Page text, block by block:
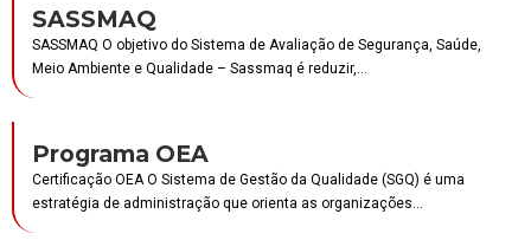
SASSMAQ
SASSMAQ O objetivo do Sistema de Avaliação de Segurança, Saúde,
Meio Ambiente e Qualidade – Sassmaq é reduzir,...
Programa OEA
Certificação OEA O Sistema de Gestão da Qualidade (SGQ) é uma
estratégia de administração que orienta as organizações...